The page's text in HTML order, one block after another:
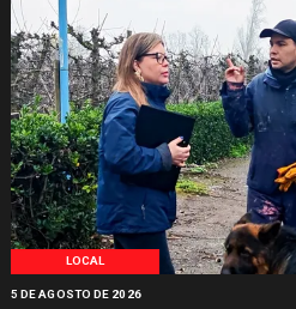
LOCAL
5 DE AGOSTO DE 2026